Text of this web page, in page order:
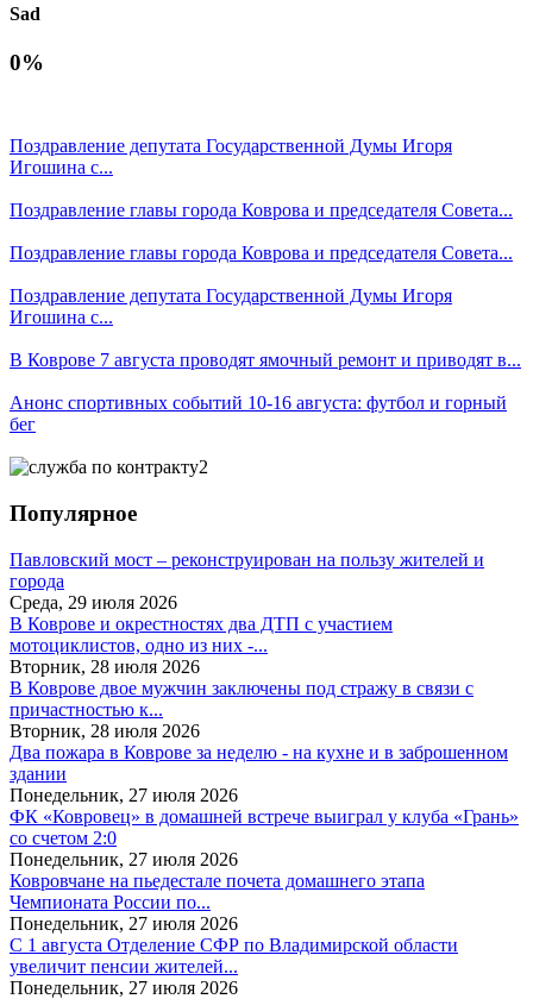
Sad
0%
Поздравление депутата Государственной Думы Игоря
Игошина с...
Поздравление главы города Коврова и председателя Совета...
Поздравление главы города Коврова и председателя Совета...
Поздравление депутата Государственной Думы Игоря
Игошина с...
В Коврове 7 августа проводят ямочный ремонт и приводят в...
Анонс спортивных событий 10-16 августа: футбол и горный
бег
Популярное
Павловский мост – реконструирован на пользу жителей и
города
Среда, 29 июля 2026
В Коврове и окрестностях два ДТП с участием
мотоциклистов, одно из них -...
Вторник, 28 июля 2026
В Коврове двое мужчин заключены под стражу в связи с
причастностью к...
Вторник, 28 июля 2026
Два пожара в Коврове за неделю - на кухне и в заброшенном
здании
Понедельник, 27 июля 2026
ФК «Ковровец» в домашней встрече выиграл у клуба «Грань»
со счетом 2:0
Понедельник, 27 июля 2026
Ковровчане на пьедестале почета домашнего этапа
Чемпионата России по...
Понедельник, 27 июля 2026
С 1 августа Отделение СФР по Владимирской области
увеличит пенсии жителей...
Понедельник, 27 июля 2026